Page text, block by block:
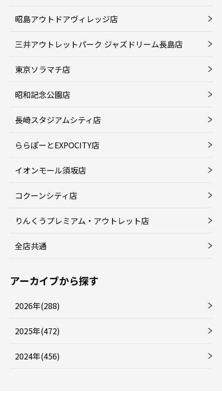
昭島アウトドアヴィレッジ店
三井アウトレットパーク ジャズドリーム長島店
東京ソラマチ店
昭和記念公園店
長崎スタジアムシティ店
ららぽーとEXPOCITY店
イオンモール須坂店
コクーンシティ店
りんくうプレミアム・アウトレット店
全店共通
アーカイブから探す
2026年(288)
2025年(472)
2024年(456)